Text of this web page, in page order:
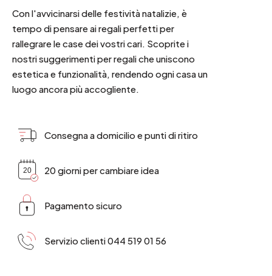
Con l'avvicinarsi delle festività natalizie, è
tempo di pensare ai regali perfetti per
rallegrare le case dei vostri cari. Scoprite i
nostri suggerimenti per regali che uniscono
estetica e funzionalità, rendendo ogni casa un
luogo ancora più accogliente.
Consegna a domicilio e punti di ritiro
20 giorni per cambiare idea
Pagamento sicuro
Servizio clienti 044 519 01 56